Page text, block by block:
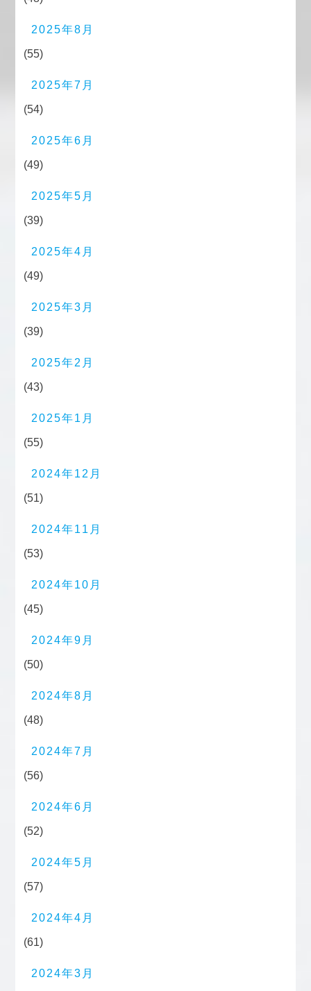
2025年8月
(55)
2025年7月
(54)
2025年6月
(49)
2025年5月
(39)
2025年4月
(49)
2025年3月
(39)
2025年2月
(43)
2025年1月
(55)
2024年12月
(51)
2024年11月
(53)
2024年10月
(45)
2024年9月
(50)
2024年8月
(48)
2024年7月
(56)
2024年6月
(52)
2024年5月
(57)
2024年4月
(61)
2024年3月